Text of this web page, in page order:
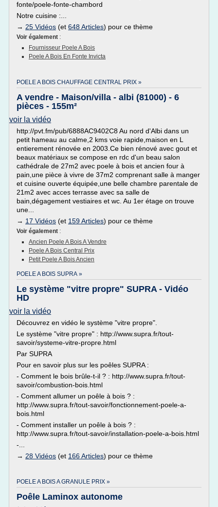
fonte/poele-fonte-chambord
Notre cuisine :...
→ 25 Vidéos (et 648 Articles) pour ce thème
Voir également :
Fournisseur Poele A Bois
Poele A Bois En Fonte Invicta
POELE A BOIS CHAUFFAGE CENTRAL PRIX »
A vendre - Maison/villa - albi (81000) - 6
pièces - 155m²
voir la vidéo
http://pvt.fm/pub/6888AC9402C8 Au nord d'Albi dans un
petit hameau au calme,2 kms voie rapide,maison en L
entierement rénovée en 2003.Ce bien rénové avec gout et
beaux matériaux se compose en rdc d'un beau salon
cathédrale de 27m2 avec poele à bois et ancien four à
pain,une pièce à vivre de 37m2 comprenant salle à manger
et cuisine ouverte équipée,une belle chambre parentale de
21m2 avec acces terrasse avec sa salle de
bain,dégagement vestiaires et wc. Au 1er étage on trouve
une...
→ 17 Vidéos (et 159 Articles) pour ce thème
Voir également :
Ancien Poele A Bois A Vendre
Poele A Bois Central Prix
Petit Poele A Bois Ancien
POELE A BOIS SUPRA »
Le système "vitre propre" SUPRA - Vidéo
HD
voir la vidéo
Découvrez en vidéo le système "vitre propre".
Le système "vitre propre" : http://www.supra.fr/tout-
savoir/systeme-vitre-propre.html
Par SUPRA
Pour en savoir plus sur les poêles SUPRA :
- Comment le bois brûle-t-il ? : http://www.supra.fr/tout-
savoir/combustion-bois.html
- Comment allumer un poêle à bois ? :
http://www.supra.fr/tout-savoir/fonctionnement-poele-a-
bois.html
- Comment installer un poêle à bois ? :
http://www.supra.fr/tout-savoir/installation-poele-a-bois.html
-...
→ 28 Vidéos (et 166 Articles) pour ce thème
POELE A BOIS A GRANULE PRIX »
Poêle Laminox autonome